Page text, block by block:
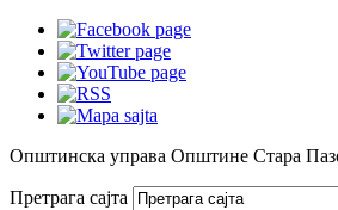
Општинска управа Општине Стара
Претрага сајта